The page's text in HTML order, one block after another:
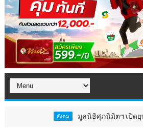
มูลนิธิศุภนิมิตฯ เปิดยุทธศาสตร์